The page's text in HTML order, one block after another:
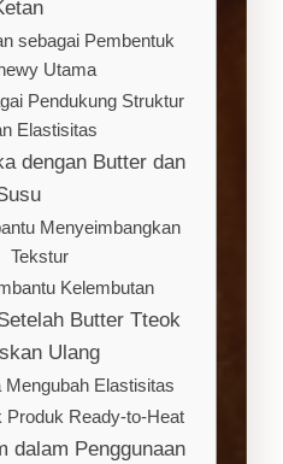
sebagai Pembentuk
Utama
Pendukung Struktur
Elastisitas
dengan Butter dan
Menyeimbangkan
Tekstur
Kelembutan
Butter Tteok
Ulang
Mengubah Elastisitas
Produk Ready-to-Heat
dalam Penggunaan